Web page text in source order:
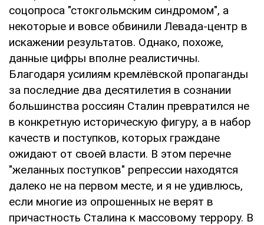
соцопроса "стокгольмским синдромом", а
некоторые и вовсе обвинили Левада-центр в
искажении результатов. Однако, похоже,
данные цифры вполне реалистичны.
Благодаря усилиям кремлёвской пропаганды
за последние два десятилетия в сознании
большинства россиян Сталин превратился не
в конкретную историческую фигуру, а в набор
качеств и поступков, которых граждане
ожидают от своей власти. В этом перечне
"желанных поступков" репрессии находятся
далеко не на первом месте, и я не удивлюсь,
если многие из опрошенных не верят в
причастность Сталина к массовому террору. В